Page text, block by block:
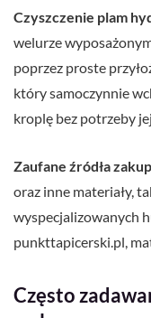
Czyszczenie plam
welurze
poprzez proste
który samoczynnie
kroplę bez potrzeby
Zaufane źródła
oraz inne materiały,
wyspecjalizowanych
punkttapicerski.pl,
Często